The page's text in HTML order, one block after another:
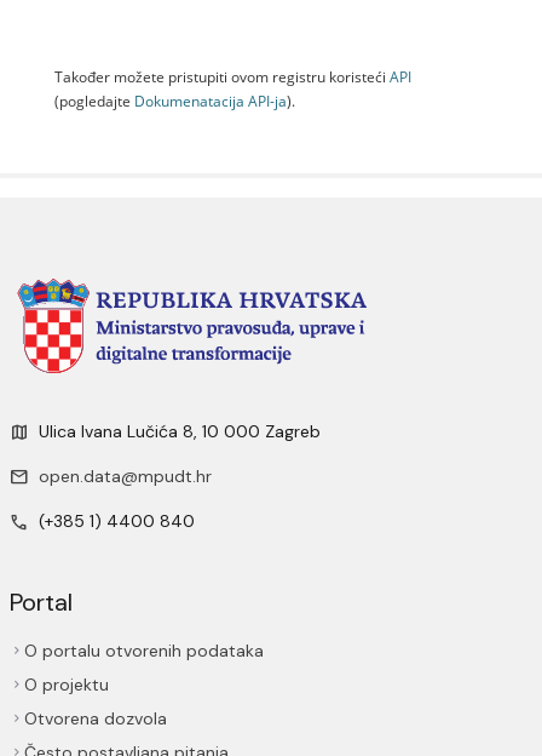
Također možete pristupiti ovom registru koristeći API
(pogledajte Dokumenаtаcijа API-jа).